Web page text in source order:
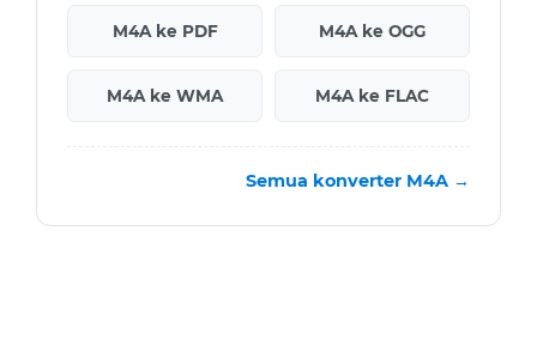
M4A ke PDF M4A ke OGG
M4A ke WMA M4A ke FLAC
Semua konverter M4A →